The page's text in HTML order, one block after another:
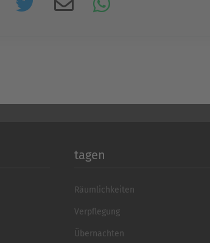
tagen
Räumlichkeiten
Verpflegung
Übernachten